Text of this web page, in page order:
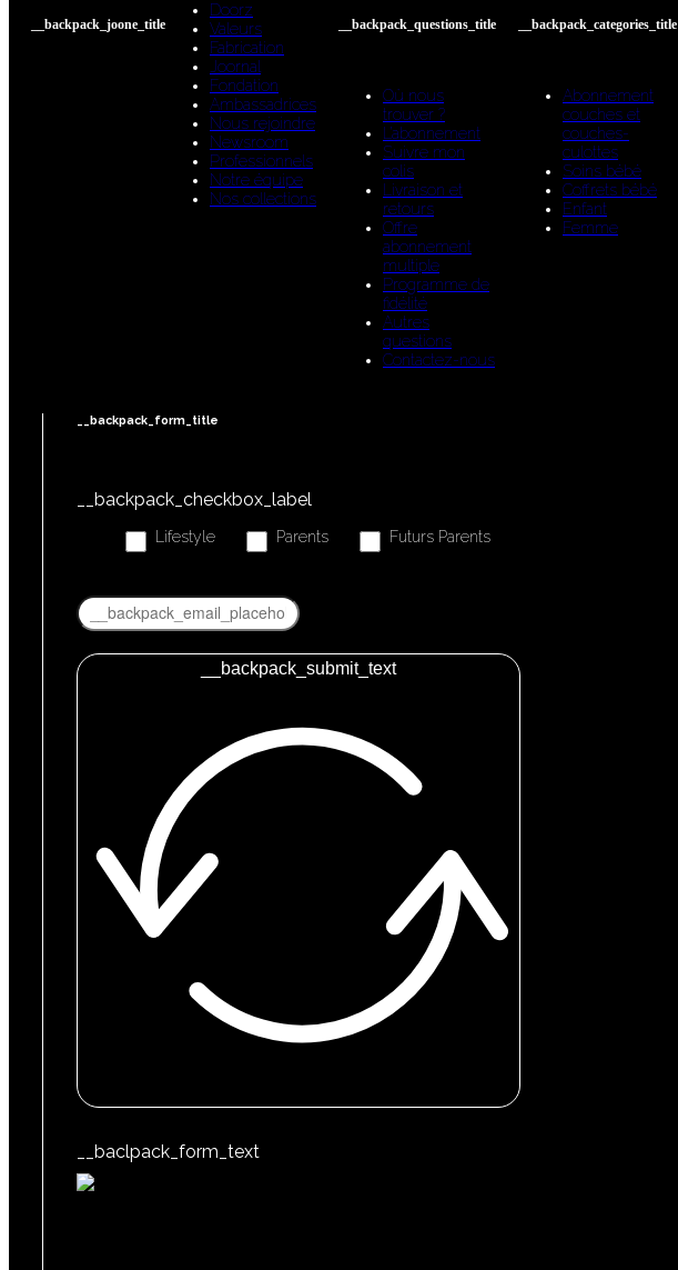
__backpack_joone_title
Doorz
Valeurs
Fabrication
Joornal
Fondation
Ambassadrices
Nous rejoindre
Newsroom
Professionnels
Notre équipe
Nos collections
__backpack_questions_title
Où nous
trouver ?
L’abonnement
Suivre mon
colis
Livraison et
retours
Offre
abonnement
multiple
Programme de
fidélité
Autres
questions
Contactez-nous
__backpack_categories_title
Abonnement
couches et
couches-
culottes
Soins bébé
Coffrets bébé
Enfant
Femme
__backpack_form_title
__backpack_checkbox_label
Lifestyle Parents Futurs Parents
__backpack_submit_text
__baclpack_form_text